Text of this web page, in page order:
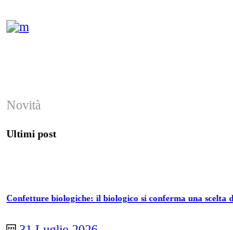
Novità
Ultimi post
Confetture biologiche: il biologico si conferma una scelta